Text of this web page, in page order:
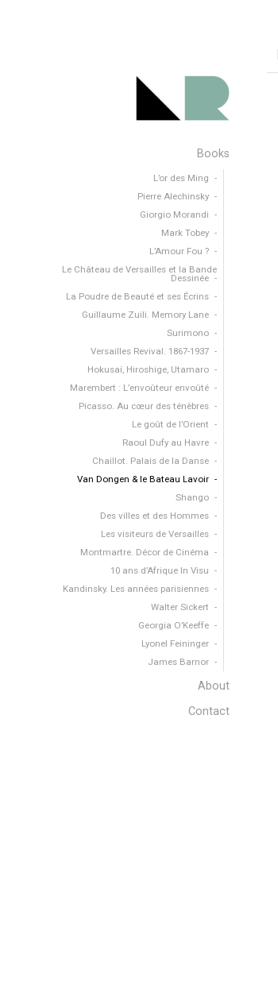
Books
L’or des Ming
Pierre Alechinsky
Giorgio Morandi
Mark Tobey
L’Amour Fou ?
Le Château de Versailles et la Bande
Dessinée
La Poudre de Beauté et ses Écrins
Guillaume Zuili. Memory Lane
Surimono
Versailles Revival. 1867-1937
Hokusaï, Hiroshige, Utamaro
Marembert : L’envoûteur envoûté
Picasso. Au cœur des ténèbres
Le goût de l’Orient
Raoul Dufy au Havre
Chaillot. Palais de la Danse
Van Dongen & le Bateau Lavoir
Shango
Des villes et des Hommes
Les visiteurs de Versailles
Montmartre. Décor de Cinéma
10 ans d’Afrique In Visu
Kandinsky. Les années parisiennes
Walter Sickert
Georgia O’Keeffe
Lyonel Feininger
James Barnor
About
Contact